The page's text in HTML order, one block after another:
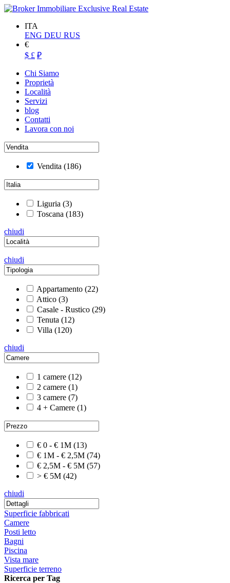
ITA
ENG DEU RUS
€
$ £ ₽
Chi Siamo
Proprietà
Località
Servizi
blog
Contatti
Lavora con noi
Vendita (186)
Liguria (3)
Toscana (183)
chiudi
chiudi
Appartamento (22)
Attico (3)
Casale - Rustico (29)
Tenuta (12)
Villa (120)
chiudi
1 camere (12)
2 camere (1)
3 camere (7)
4 + Camere (1)
€ 0 - € 1M (13)
€ 1M - € 2,5M (74)
€ 2,5M - € 5M (57)
> € 5M (42)
chiudi
Superficie fabbricati
Camere
Posti letto
Bagni
Piscina
Vista mare
Superficie terreno
Ricerca per Tag